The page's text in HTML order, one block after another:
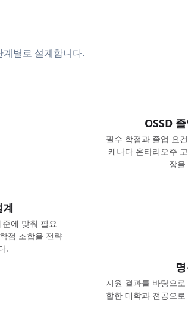
별로 설계합니다.
에 맞춰 필요
점 조합을 전략
.
OSSD
필수 학점과 졸업 요
캐나다 온타리오주
장
지원 결과를 바탕으로
합한 대학과 전공으